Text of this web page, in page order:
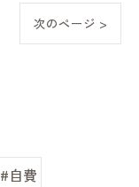
次のページ >
#自費